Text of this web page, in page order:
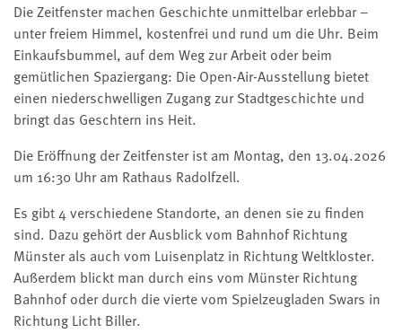
Die Zeitfenster machen Geschichte unmittelbar erlebbar –
unter freiem Himmel, kostenfrei und rund um die Uhr. Beim
Einkaufsbummel, auf dem Weg zur Arbeit oder beim
gemütlichen Spaziergang: Die Open-Air-Ausstellung bietet
einen niederschwelligen Zugang zur Stadtgeschichte und
bringt das Geschtern ins Heit.
Die Eröffnung der Zeitfenster ist am Montag, den 13.04.2026
um 16:30 Uhr am Rathaus Radolfzell.
Es gibt 4 verschiedene Standorte, an denen sie zu finden
sind. Dazu gehört der Ausblick vom Bahnhof Richtung
Münster als auch vom Luisenplatz in Richtung Weltkloster.
Außerdem blickt man durch eins vom Münster Richtung
Bahnhof oder durch die vierte vom Spielzeugladen Swars in
Richtung Licht Biller.